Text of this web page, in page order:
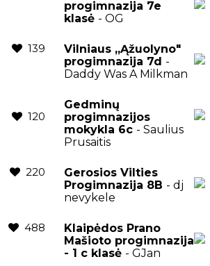
progimnazija 7e
klasė - OG
139
Vilniaus „Ąžuolyno"
progimnazija 7d -
Daddy Was A Milkman
Gedminų
progimnazijos
mokykla 6c - Saulius
Prusaitis
120
220
Gerosios Vilties
Progimnazija 8B - dj
nevykele
488
Klaipėdos Prano
Mašioto progimnazija
- 1 c klasė - GJan